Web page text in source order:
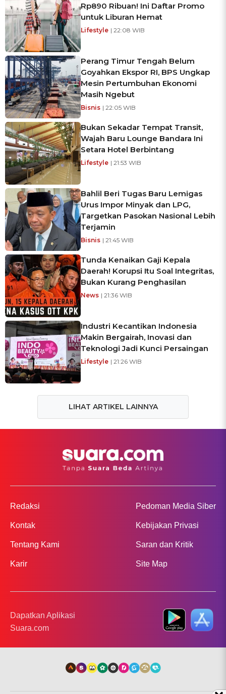
Rp890 Ribuan! Ini Daftar Promo
untuk Liburan Hemat
Lifestyle | 22:08 WIB
Perang Timur Tengah Belum
Goyahkan Ekspor RI, BPS Ungkap
Mesin Pertumbuhan Ekonomi
Masih Ngebut
Bisnis | 22:05 WIB
Bukan Sekadar Tempat Transit,
Wajah Baru Lounge Bandara Ini
Setara Hotel Berbintang
Lifestyle | 21:53 WIB
Bahlil Beri Tugas Baru Lemigas
Urus Impor Minyak dan LPG,
Targetkan Pasokan Nasional Lebih
Terjamin
Bisnis | 21:45 WIB
Tunda Kenaikan Gaji Kepala
Daerah! Korupsi Itu Soal Integritas,
Bukan Kurang Penghasilan
News | 21:36 WIB
Industri Kecantikan Indonesia
Makin Bergairah, Inovasi dan
Teknologi Jadi Kunci Persaingan
Lifestyle | 21:26 WIB
LIHAT ARTIKEL LAINNYA
Redaksi
Kontak
Tentang Kami
Karir
Pedoman Media Siber
Kebijakan Privasi
Saran dan Kritik
Site Map
Dapatkan Aplikasi
Suara.com